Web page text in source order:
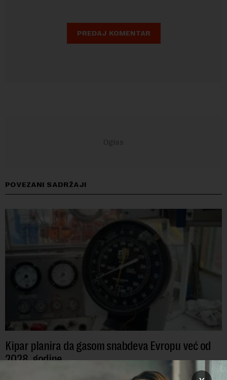
POVEZANI SADRŽAJI
Kipar planira da gasom snabdeva Evropu već od
2028. godine